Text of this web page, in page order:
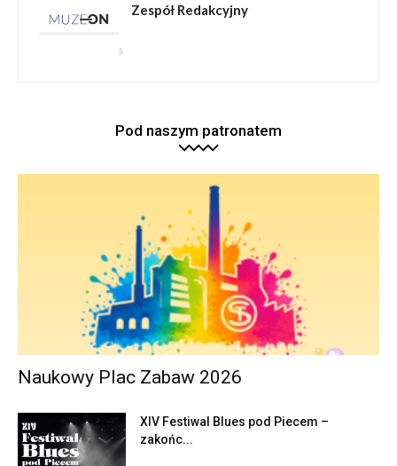
Zespół Redakcyjny
Pod naszym patronatem
Naukowy Plac Zabaw 2026
XIV Festiwal Blues pod Piecem –
zakońc...